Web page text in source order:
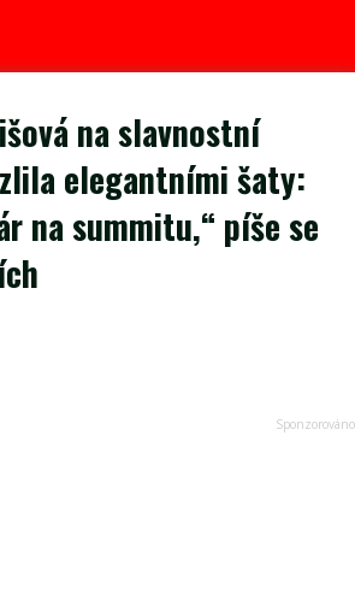
na slavnostní
elegantními šaty:
na summitu,“ píše se